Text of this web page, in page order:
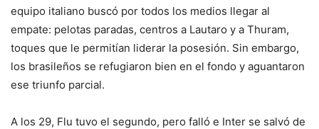
equipo italiano buscó por todos los medios llegar al
empate: pelotas paradas, centros a Lautaro y a Thuram,
toques que le permitían liderar la posesión. Sin embargo,
los brasileños se refugiaron bien en el fondo y aguantaron
ese triunfo parcial.
A los 29, Flu tuvo el segundo, pero falló e Inter se salvó de